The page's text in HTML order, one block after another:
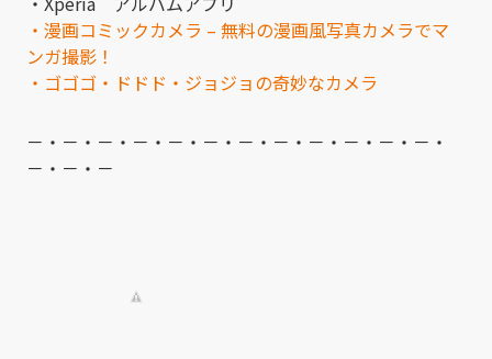
・漫画コミックカメラ – 無料の漫画風写真カメラでマ
ンガ撮影！
・ゴゴゴ・ドドド・ジョジョの奇妙なカメラ
－・－・－・－・－・－・－・－・－・－・－・－・
－・－・－